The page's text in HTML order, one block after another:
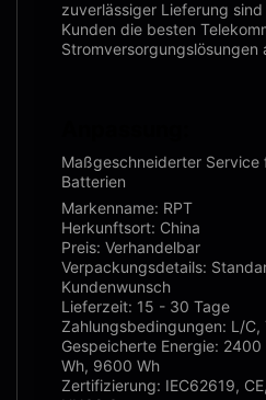
zuverlässiger Lieferung
Kunden die besten
Stromversorgungslösungen
Maßgeschneiderter Service
Batterien
Markenname: RPT
Herkunftsort: China
Preis: Verhandelbar
Verpackungsdetails:
Kundenwunsch
Lieferzeit: 15 - 30 Tage
Zahlungsbedingungen: L/C,
Gespeicherte Energie:
Wh, 9600 Wh
Zertifizierung: IEC62619,